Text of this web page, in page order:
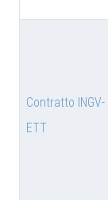
Contratto INGV-
ETT